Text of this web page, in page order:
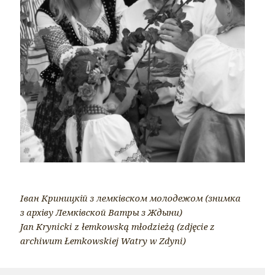
Іван Криницкій з лемківском молодежом (знимка
з архіву Лемківской Ватры з Ждыни)
Jan Krynicki z łemkowską młodzieżą (zdjęcie z
archiwum Łemkowskiej Watry w Zdyni)